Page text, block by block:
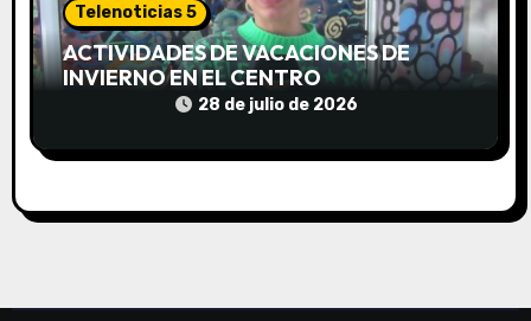
Telenoticias 5
ACTIVIDADES DE VACACIONES DE
INVIERNO EN EL CENTRO
COMUNITARIO EL TALA
28 de julio de 2026